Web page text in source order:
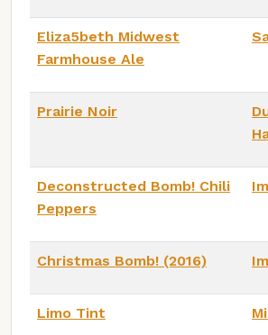
Eliza5beth Midwest
Farmhouse Ale
Prairie Noir
Deconstructed Bomb! Chili
Peppers
Christmas Bomb! (2016)
Limo Tint